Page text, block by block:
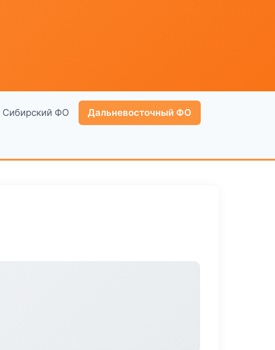
Сибирский ФО Дальневосточный ФО